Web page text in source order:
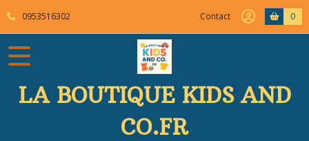
0953516302 Contact 0
LA BOUTIQUE KIDS AND
CO.FR